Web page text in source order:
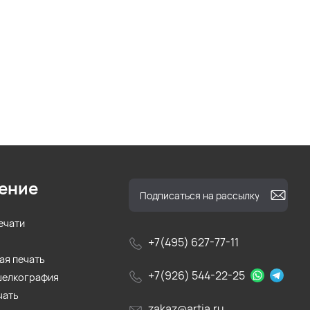
+7(495) 627-77-11
+7(926) 544-22-25
печать